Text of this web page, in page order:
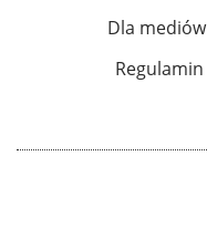
Dla mediów
Regulamin